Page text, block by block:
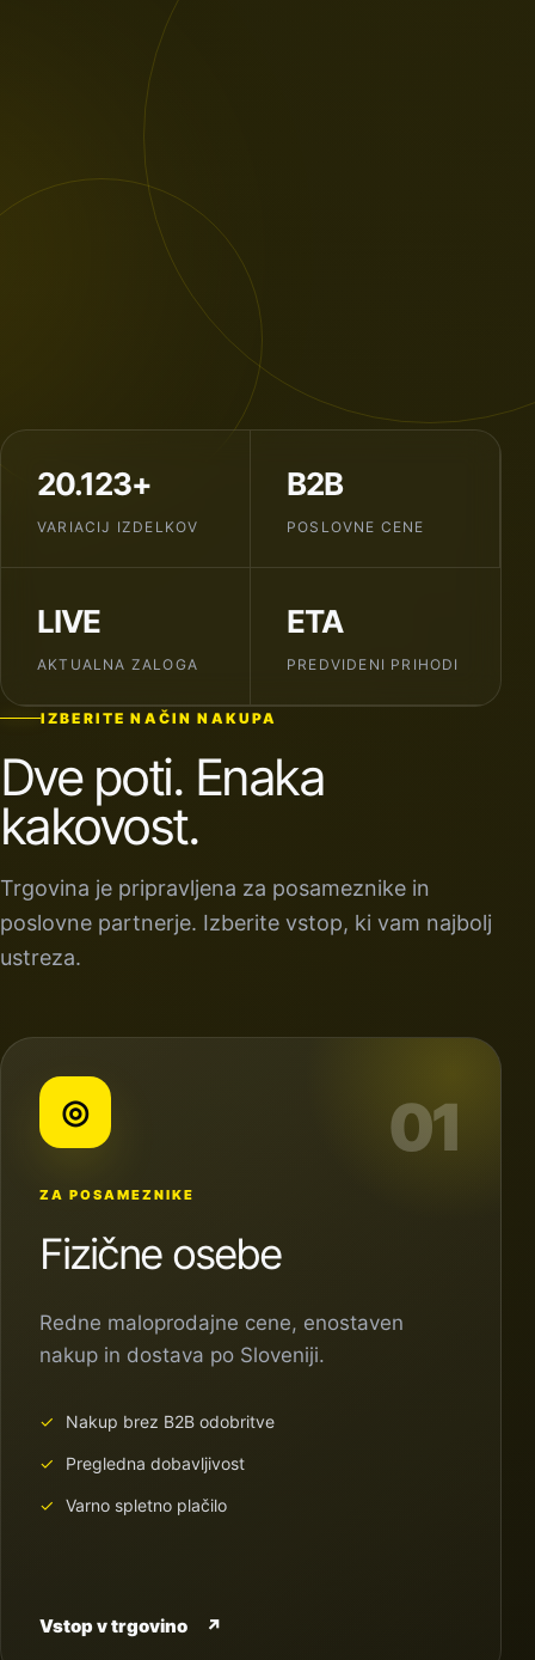
20.123+
VARIACIJ IZDELKOV
B2B
POSLOVNE CENE
LIVE
AKTUALNA ZALOGA
ETA
PREDVIDENI PRIHODI
IZBERITE NAČIN NAKUPA
Dve poti. Enaka
kakovost.
Trgovina je pripravljena za posameznike in
poslovne partnerje. Izberite vstop, ki vam najbolj
ustreza.
01
◎
ZA POSAMEZNIKE
Fizične osebe
Redne maloprodajne cene, enostaven
nakup in dostava po Sloveniji.
Nakup brez B2B odobritve
Pregledna dobavljivost
Varno spletno plačilo
Vstop v trgovino ↗